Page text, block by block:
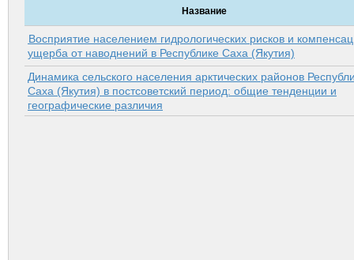
Название
Восприятие населением гидрологических рисков и
ущерба от наводнений в Республике Саха (Якутия)
Динамика сельского населения арктических районов
Саха (Якутия) в постсоветский период: общие тенденции и
географические различия